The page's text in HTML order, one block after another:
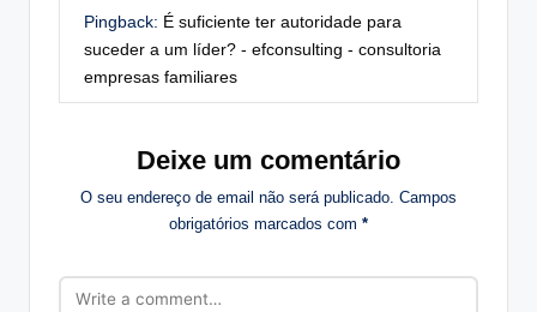
Pingback: É suficiente ter autoridade para
suceder a um líder? - efconsulting - consultoria
empresas familiares
Deixe um comentário
O seu endereço de email não será publicado. Campos
obrigatórios marcados com *